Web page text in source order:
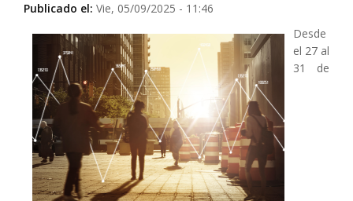
Publicado el: Vie, 05/09/2025 - 11:46
Desde
el 27 al
31 de